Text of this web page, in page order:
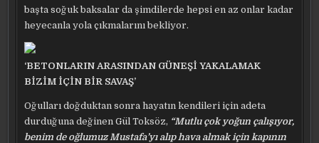
başta soğuk baksalar da şimdilerde hepsi en az onlar kadar
heyecanla yola çıkmalarını bekliyor.
‘BETONLARIN ARASINDAN GÜNEŞİ YAKALAMAK
BİZİM İÇİN BİR SAVAŞ’
Oğulları doğduktan sonra hayatın kendileri için adeta
durduğuna değinen Gül Toksöz, “Mutlu çok yoğun çalışıyor,
benim de oğlumuz Mustafa’yı alıp hava almak için kapının